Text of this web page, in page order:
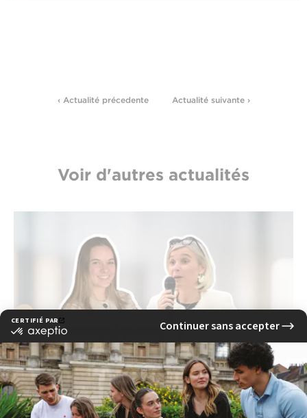
‹ Actualité précedente Actualité suivante ›
Voir d'autres actualités
Générations EFAP : la communication, une
histoire de famille de Lille à Toulouse
lire la suite